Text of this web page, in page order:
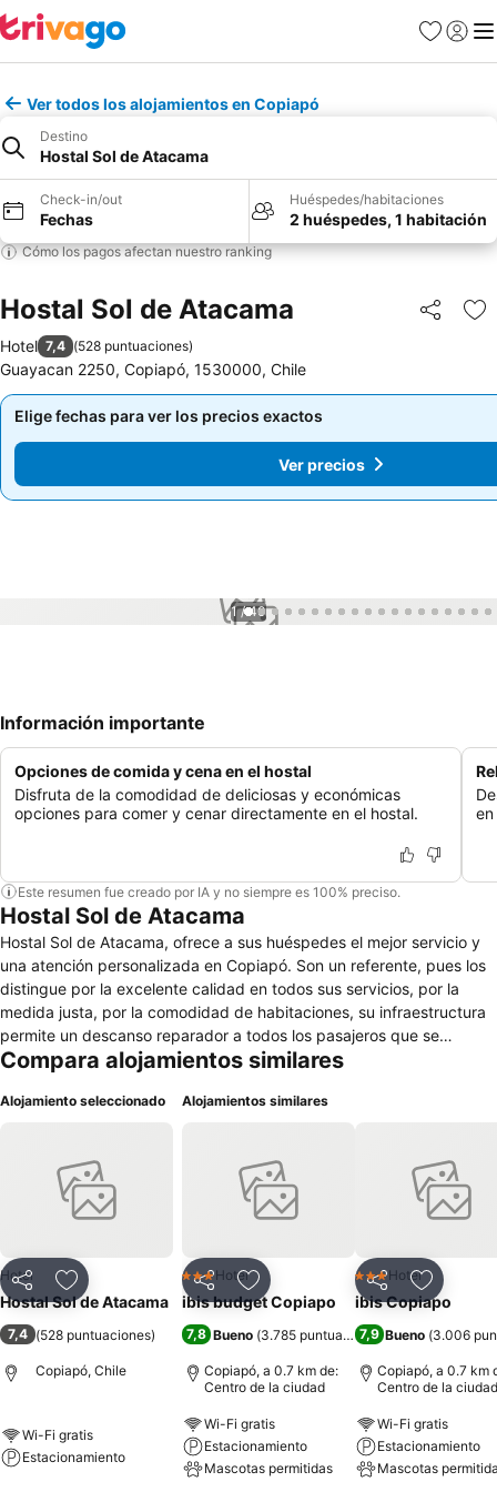
Favoritos
Iniciar
Ver todos los alojamientos en Copiapó
Destino
Hostal Sol de Atacama
Check-in/out
Fechas
Huéspedes/habitaciones
2 huéspedes, 1 habitación
Cómo los pagos afectan nuestro ranking
Hostal Sol de Atacama Compartir
Hotel 7,4 (528 puntuaciones)
Guayacan 2250, Copiapó, 1530000, Chile
Elige fechas para ver los precios exactos
Ver precios
Elige fechas para ver los precios exactos
Ver precios
1 / 40
Información importante
Opciones de comida y cena en el hostal
Disfruta de la comodidad de deliciosas y económicas
opciones para comer y cenar directamente en el hostal.
Este resumen fue creado por IA y no siempre es 100% preciso.
Hostal Sol de Atacama
Hostal Sol de Atacama, ofrece a sus huéspedes el mejor servicio y
una atención personalizada en Copiapó. Son un referente, pues los
distingue por la excelente calidad en todos sus servicios, por la
medida justa, por la comodidad de habitaciones, su infraestructura
permite un descanso reparador a todos los pasajeros que se
hospeden en sus dependencias. Están en una ubicación
lugares de comida, hospital regional, etc.
Compara alojamientos similares
Alojamiento seleccionado
CompartirAgregar a favoritos
Hotel
Hostal Sol de Atacama
7,4 (528 puntuaciones)
Copiapó, Chile
Wi-Fi gratis
Estacionamiento
Alojamientos similares
CompartirAgregar a favoritos
3 Estrellas
Hotel
ibis budget Copiapo
7,8 Bueno (3.785 puntuaciones)
Copiapó, a 0.7 km de:
Centro de la ciudad
Wi-Fi gratis
Estacionamiento
Mascotas permitidas
CompartirAgregar
3 Estrellas
Hotel
ibis Copiapo
7,9 Bueno (3.006
Copiapó, a 0.7 km
Centro de la ciudad
Wi-Fi gratis
Estacionamiento
Mascotas